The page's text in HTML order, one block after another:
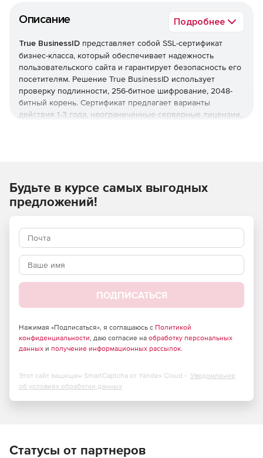
Описание Подробнее
True BusinessID представляет собой SSL-сертификат
бизнес-класса, который обеспечивает надежность
пользовательского сайта и гарантирует безопасность его
посетителям. Решение True BusinessID использует
проверку подлинности, 256-битное шифрование, 2048-
битный корень. Сертификат предлагает варианты
действия 1-3 года, неограниченные серверные лицензии,
Будьте в курсе самых выгодных
предложений!
ПОДПИСАТЬСЯ
Нажимая «Подписаться», я соглашаюсь с Политикой
конфиденциальности, даю согласие на обработку персональных
данных и получение информационных рассылок.
Этот сайт защищен SmartCaptcha от Yandex Cloud - Уведомление
об условиях обработки данных
Статусы от партнеров